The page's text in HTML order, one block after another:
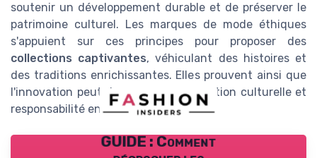
soutenir un développement durable et de préserver le
patrimoine culturel. Les marques de mode éthiques
s'appuient sur ces principes pour proposer des
collections captivantes, véhiculant des histoires et
des traditions enrichissantes. Elles prouvent ainsi que
l'innovation peut rimer avec conservation culturelle et
responsabilité environnementale.
GUIDE : Comment